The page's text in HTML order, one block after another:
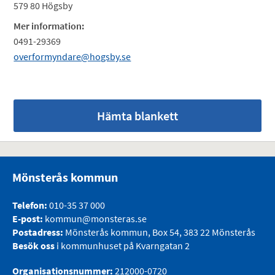
579 80 Högsby
Mer information:
0491-29369
overformyndare@hogsby.se
Hämta blankett
Mönsterås kommun
Telefon: 010-35 37 000
E-post: kommun@monsteras.se
Postadress: Mönsterås kommun, Box 54, 383 22 Mönsterås
Besök oss i kommunhuset på Kvarngatan 2
Organisationsnummer: 212000-0720